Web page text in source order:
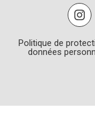
Politique de
données